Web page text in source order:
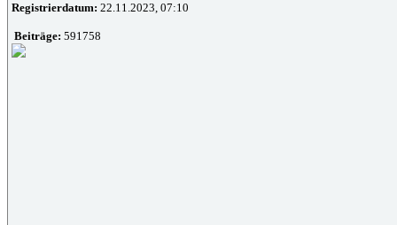
Registrierdatum: 22.11.2023, 07:10
Beiträge: 591758